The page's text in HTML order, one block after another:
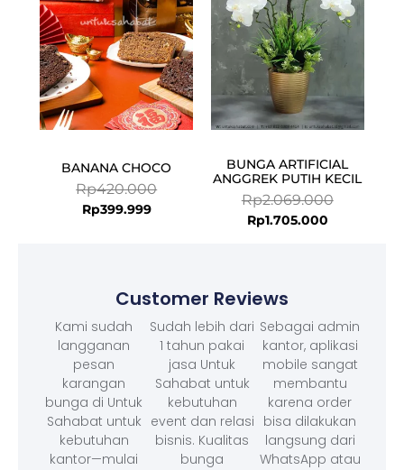
BANANA CHOCO
Rp420.000
Rp399.999
BUNGA ARTIFICIAL
ANGGREK PUTIH KECIL
Rp2.069.000
Rp1.705.000
Customer Reviews
Kami sudah
langganan
pesan
karangan
bunga di Untuk
Sahabat untuk
kebutuhan
kantor—mulai
Sudah lebih dari
1 tahun pakai
jasa Untuk
Sahabat untuk
kebutuhan
event dan relasi
bisnis. Kualitas
bunga
Sebagai admin
kantor, aplikasi
mobile sangat
membantu
karena order
bisa dilakukan
langsung dari
WhatsApp atau